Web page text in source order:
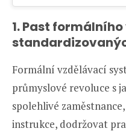
1. Past
Formální vzdělávací
průmyslové revoluce s
spolehlivé
instrukce, dodržovat